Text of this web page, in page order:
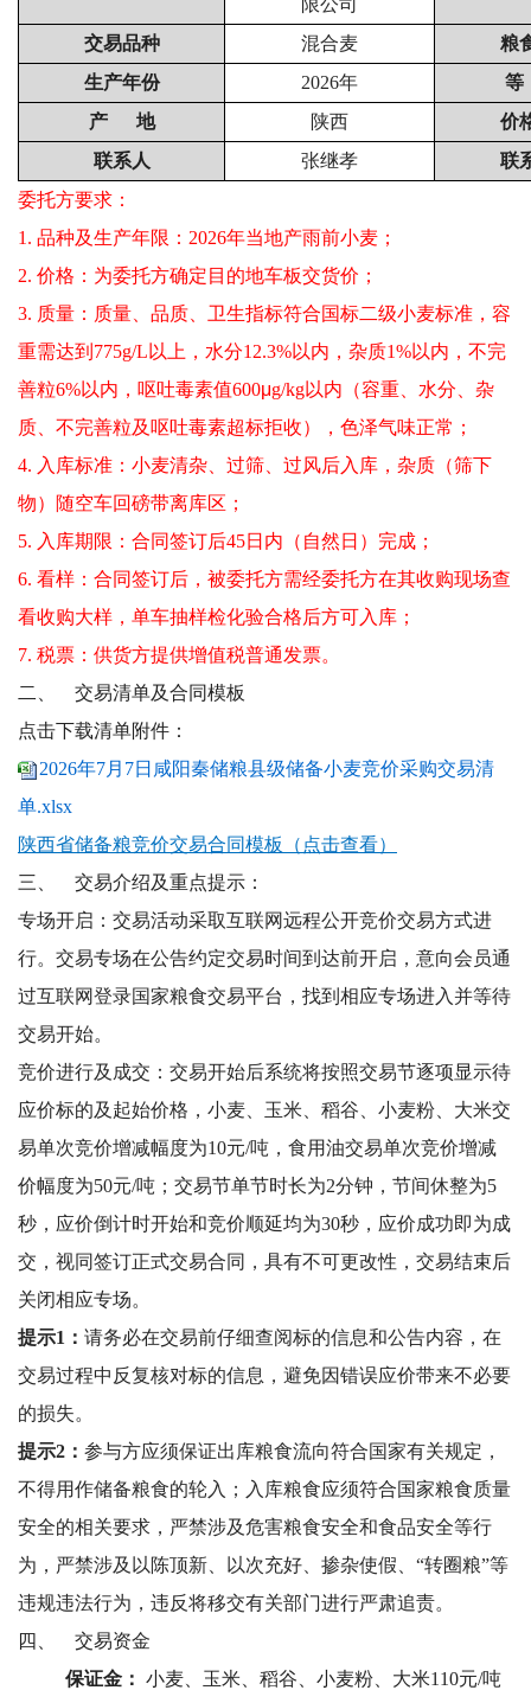
限公司
交易品种 混合麦
粮
生产年份
2026年
产 地
陕西
价
联系人
张继孝
联
委托方要求：
1. 品种及生产年限：2026年当地产雨前小麦；
2. 价格：为委托方确定目的地车板交货价；
3. 质量：质量、品质、卫生指标符合国标二级小麦标准，容
重需达到775g/L以上，水分12.3%以内，杂质1%以内，不完
善粒6%以内，呕吐毒素值600μg/kg以内（容重、水分、杂
质、不完善粒及呕吐毒素超标拒收），色泽气味正常；
4. 入库标准：小麦清杂、过筛、过风后入库，杂质（筛下
物）随空车回磅带离库区；
5. 入库期限：合同签订后45日内（自然日）完成；
6. 看样：合同签订后，被委托方需经委托方在其收购现场查
看收购大样，单车抽样检化验合格后方可入库；
7. 税票：供货方提供增值税普通发票。
二、
交易清单及合同模板
点击下载清单附件：
2026年7月7日咸阳秦储粮县级储备小麦竞价采购交易清
单.xlsx
陕西省储备粮竞价交易合同模板（点击查看）
三、
交易介绍及重点提示：
专场开启：交易活动采取互联网远程公开竞价交易方式进
行。交易专场在公告约定交易时间到达前开启，意向会员通
过互联网登录国家粮食交易平台，找到相应专场进入并等待
交易开始。
竞价进行及成交：交易开始后系统将按照交易节逐项显示待
应价标的及起始价格，小麦、玉米、稻谷、小麦粉、大米交
易单次竞价增减幅度为10元/吨，食用油交易单次竞价增减
价幅度为50元/吨；交易节单节时长为2分钟，节间休整为5
秒，应价倒计时开始和竞价顺延均为30秒，应价成功即为成
交，视同签订正式交易合同，具有不可更改性，交易结束后
关闭相应专场。
提示1： 请务必在交易前仔细查阅标的信息和公告内容，在
交易过程中反复核对标的信息，避免因错误应价带来不必要
的损失。
提示2： 参与方应须保证出库粮食流向符合国家有关规定，
不得用作储备粮食的轮入；入库粮食应须符合国家粮食质量
安全的相关要求，严禁涉及危害粮食安全和食品安全等行
为，严禁涉及以陈顶新、以次充好、掺杂使假、“转圈粮”等
违规违法行为，违反将移交有关部门进行严肃追责。
四、
交易资金
保证金： 小麦、玉米、稻谷、小麦粉、大米110元/吨